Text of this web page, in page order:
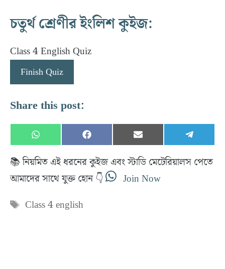
চতুর্থ শ্রেণীর ইংলিশ কুইজ:
Class 4 English Quiz
Finish Quiz
Share this post:
Share
on
W
h
a
t
s
A
p
Share
on
F
a
c
e
b
o
Share
on
E
m
a
i
l
Share
on
e
l
e
📚 নিয়মিত এই ধরনের কুইজ এবং স্টাডি মেটেরিয়ালস পেতে
আমাদের সাথে যুক্ত হোন 👇
Join Now
Tags
Class 4 english